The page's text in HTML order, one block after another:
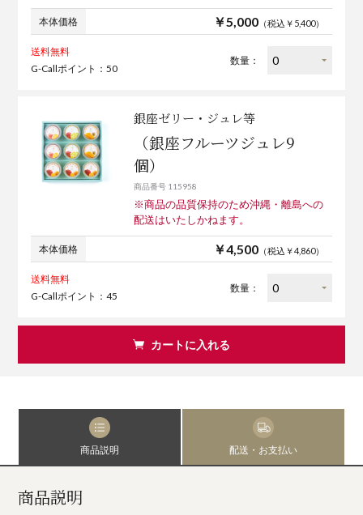
本体価格 ￥5,000（税込￥5,400）
送料無料
G-Callポイント：50
数量：
銀座ゼリー・ジュレ等
（銀座フルーツジュレ9
個）
商品番号 115958
※商品の品質保持のため沖縄・離島への
配送はいたしかねます。
本体価格 ￥4,500（税込￥4,860）
送料無料
G-Callポイント：45
数量：
カートに入れる
商品説明 配送・お支払い
商品説明